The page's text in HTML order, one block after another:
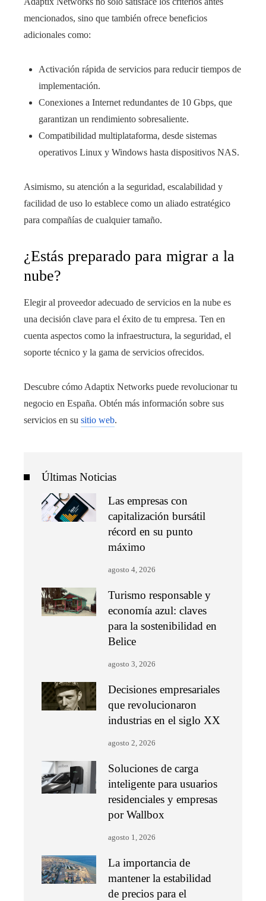
mencionados, sino que también ofrece beneficios
adicionales como:
Activación rápida de servicios para reducir tiempos de
implementación.
Conexiones a Internet redundantes de 10 Gbps, que
garantizan un rendimiento sobresaliente.
Compatibilidad multiplataforma, desde sistemas
operativos Linux y Windows hasta dispositivos NAS.
Asimismo, su atención a la seguridad, escalabilidad y
facilidad de uso lo establece como un aliado estratégico
para compañías de cualquier tamaño.
¿Estás preparado para migrar a la
nube?
Elegir al proveedor adecuado de servicios en la nube es
una decisión clave para el éxito de tu empresa. Ten en
cuenta aspectos como la infraestructura, la seguridad, el
soporte técnico y la gama de servicios ofrecidos.
Descubre cómo Adaptix Networks puede revolucionar tu
negocio en España. Obtén más información sobre sus
servicios en su sitio web.
Últimas Noticias
Las empresas con
capitalización bursátil
récord en su punto
máximo
agosto 4, 2026
Turismo responsable y
economía azul: claves
para la sostenibilidad en
Belice
agosto 3, 2026
Decisiones empresariales
que revolucionaron
industrias en el siglo XX
agosto 2, 2026
Soluciones de carga
inteligente para usuarios
residenciales y empresas
por Wallbox
agosto 1, 2026
La importancia de
mantener la estabilidad
de precios para el